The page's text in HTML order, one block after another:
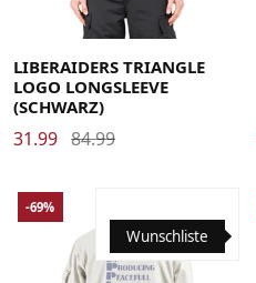
Medium X-Large
LIBERAIDERS TRIANGLE
LOGO LONGSLEEVE
(SCHWARZ)
31.99 84.99
Wunschliste
-69%